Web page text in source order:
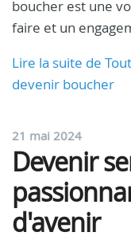
boucher est une
faire et un
Lire la suite de
devenir boucher
21 mai 2024
Devenir
d'avenir